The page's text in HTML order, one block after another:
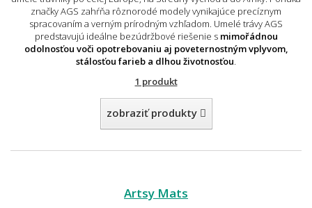
značky AGS zahŕňa rôznorodé modely vynikajúce precíznym
spracovaním a verným prírodným vzhľadom. Umelé trávy AGS
predstavujú ideálne bezúdržbové riešenie s mimořádnou
odolnosťou voči opotrebovaniu aj poveternostným vplyvom,
stálosťou farieb a dlhou životnosťou
1 produkt
zobraziť produkty
Artsy Mats